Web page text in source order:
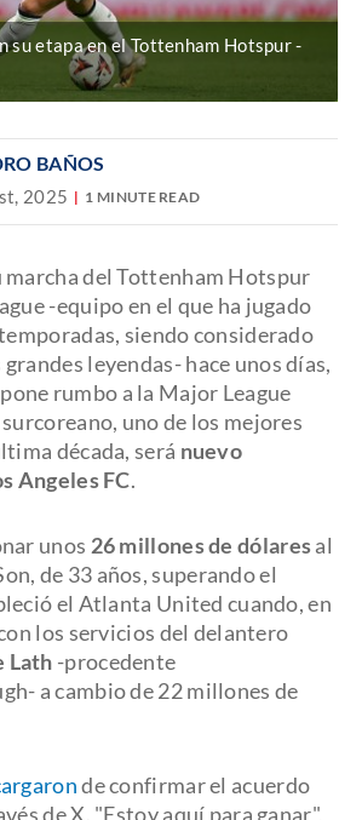
su etapa en el Tottenham Hotspur
BAÑOS
2025 1 MINUTE READ
marcha del Tottenham Hotspur
-equipo en el que ha jugado
siendo considerado
leyendas- hace unos días,
rumbo a la Major League
uno de los mejores
década, será nuevo
Angeles FC.
unos 26 millones de dólaresal
de 33 años, superando el
el Atlanta United cuando, en
los servicios del delantero
Lath -procedente
a cambio de 22 millones de
de confirmar el acuerdo
de X. "Estoy aquí para ganar",